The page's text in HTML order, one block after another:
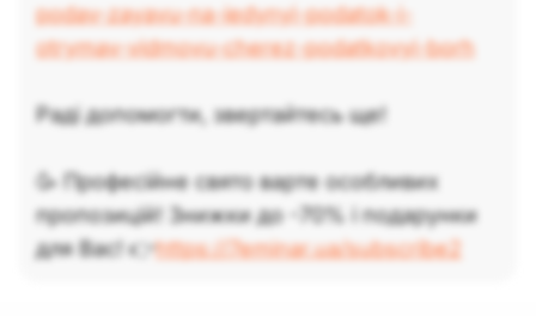
podav-zayavu-na-iedynyi-podatok-i-
otrymav-vidmovu-cherez-podatkovyi-borh
Раді допомогти, звертайтесь ще!
🥳 Професійне свято варте особливих
пропозицій! Знижки до -70% і подарунки
для Вас! 👉https://7eminar.ua/subscribe2